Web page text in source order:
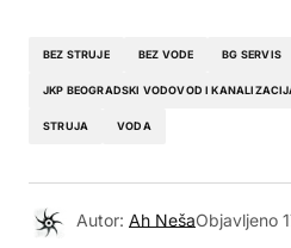
BEZ STRUJE BEZ VODE BG SERVIS
JKP BEOGRADSKI VODOVOD I
STRUJA VODA
Autor: Ah NešaObjavljeno